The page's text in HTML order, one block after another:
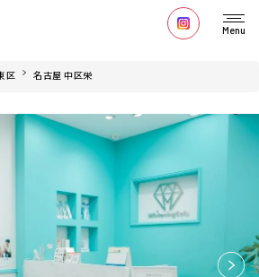
Menu
区 名古屋 中区栄